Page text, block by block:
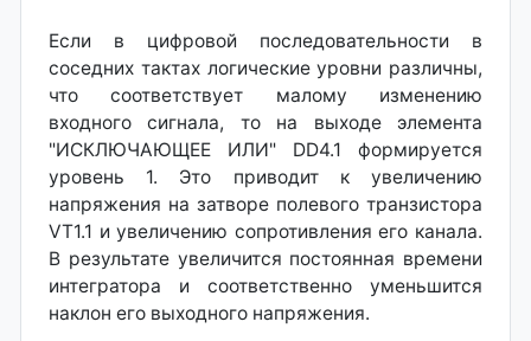
Если в цифровой последовательности в
соседних тактах логические уровни различны,
что соответствует малому изменению
входного сигнала, то на выходе элемента
"ИСКЛЮЧАЮЩЕЕ ИЛИ" DD4.1 формируется
уровень 1. Это приводит к увеличению
напряжения на затворе полевого транзистора
VT1.1 и увеличению сопротивления его канала.
В результате увеличится постоянная времени
интегратора и соответственно уменьшится
наклон его выходного напряжения.